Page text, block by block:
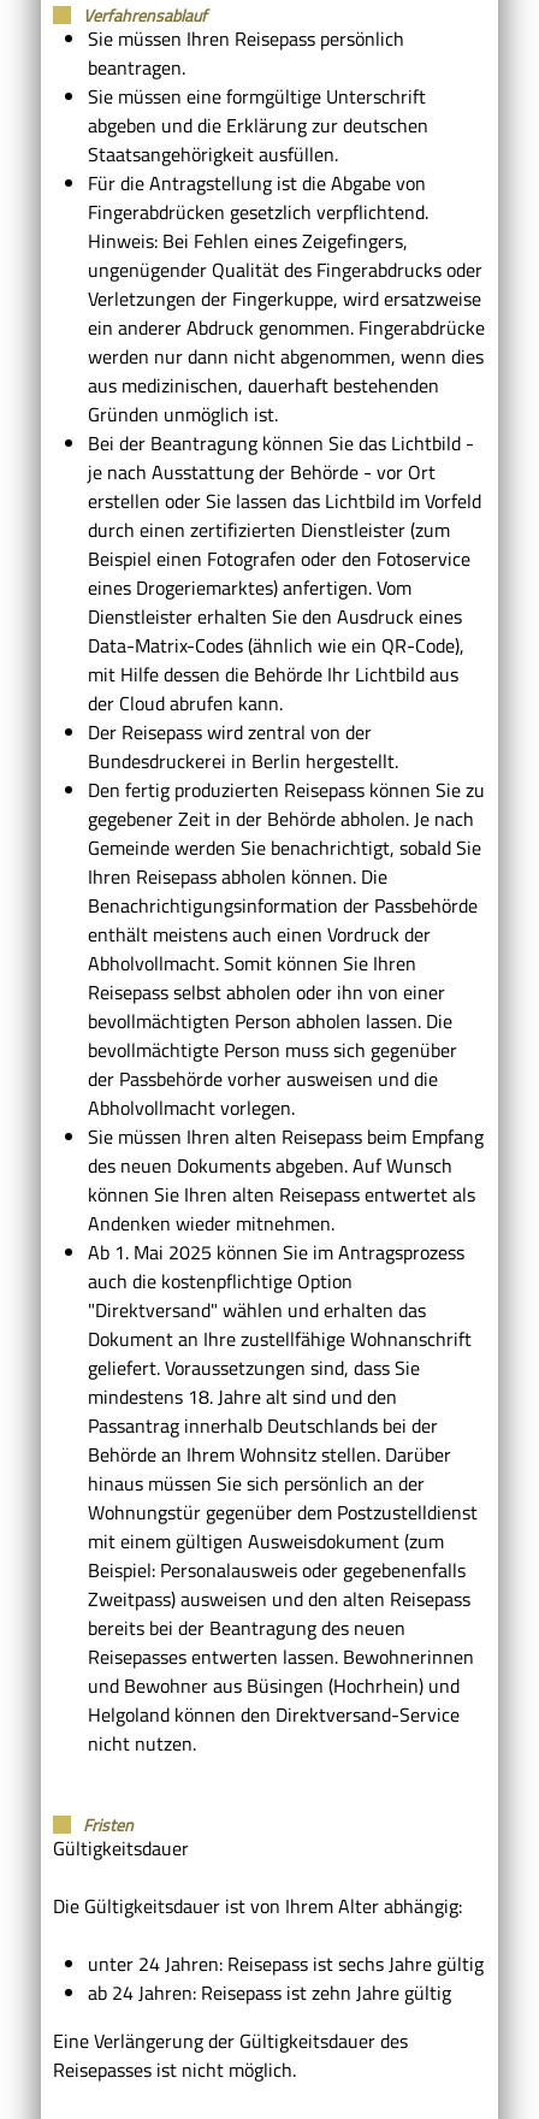
Verfahrensablauf
Sie müssen Ihren Reisepass persönlich
beantragen.
Sie müssen eine formgültige Unterschrift
abgeben und die Erklärung zur deutschen
Staatsangehörigkeit ausfüllen.
Für die Antragstellung ist die Abgabe von
Fingerabdrücken gesetzlich verpflichtend.
Hinweis: Bei Fehlen eines Zeigefingers,
ungenügender Qualität des Fingerabdrucks oder
Verletzungen der Fingerkuppe, wird ersatzweise
ein anderer Abdruck genommen. Fingerabdrücke
werden nur dann nicht abgenommen, wenn dies
aus medizinischen, dauerhaft bestehenden
Gründen unmöglich ist.
Bei der Beantragung können Siedas Lichtbild -
je nach Ausstattung der Behörde - vor Ort
erstellen oder Sie lassen das Lichtbild im Vorfeld
durch einen zertifizierten Dienstleister (zum
Beispiel einen Fotografen oder den Fotoservice
eines Drogeriemarktes) anfertigen. Vom
Dienstleister erhalten Sie den Ausdruck eines
Data-Matrix-Codes (ähnlich wie ein QR-Code),
mit Hilfe dessen die Behörde Ihr Lichtbild aus
der Cloud abrufen kann.
Der Reisepass wirdzentral von der
Bundesdruckerei in Berlin hergestellt.
Den fertig produzierten Reisepass können Sie zu
gegebener Zeit in der Behörde abholen. Je nach
Gemeinde werden Sie benachrichtigt, sobald Sie
Ihren Reisepass abholen können. Die
Benachrichtigungsinformation der Passbehörde
enthält meistens auch einen Vordruck der
Abholvollmacht. Somit können Sie Ihren
Reisepass selbst abholen oder ihn von einer
bevollmächtigten Person abholen lassen. Die
bevollmächtigte Person muss sich gegenüber
der Passbehörde vorher ausweisen und die
Abholvollmacht vorlegen.
Sie müssen Ihren alten Reisepass beim Empfang
des neuen Dokuments abgeben. Auf Wunsch
können Sie Ihren alten Reisepass entwertet als
Andenken wieder mitnehmen.
Ab 1. Mai 2025 können Sie im Antragsprozess
auch die kostenpflichtige Option
"Direktversand" wählen und erhalten das
Dokument an Ihre zustellfähige Wohnanschrift
geliefert.Voraussetzungen sind, dass Sie
mindestens 18. Jahre alt sind und den
Passantrag innerhalb Deutschlands bei der
Behörde an Ihrem Wohnsitz stellen. Darüber
hinaus müssen Sie sich persönlich an der
Wohnungstür gegenüber dem Postzustelldienst
mit einem gültigen Ausweisdokument (zum
Beispiel: Personalausweis oder gegebenenfalls
Zweitpass) ausweisen und den alten Reisepass
bereits bei der Beantragung des neuen
Reisepasses entwerten lassen. Bewohnerinnen
und Bewohner aus Büsingen (Hochrhein) und
Helgoland können den Direktversand-Service
nicht nutzen.
Fristen
Gültigkeitsdauer
Die Gültigkeitsdauer ist von Ihrem Alter abhängig:
unter 24 Jahren: Reisepass ist sechs Jahre gültig
ab 24 Jahren: Reisepass ist zehn Jahre gültig
Eine Verlängerung der Gültigkeitsdauer des
Reisepasses ist nicht möglich.